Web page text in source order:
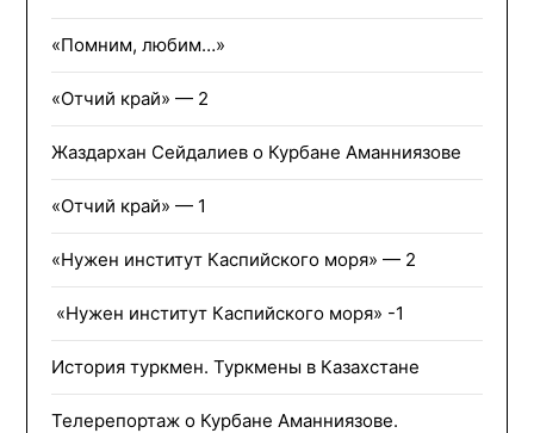
«Помним, любим…»
«Отчий край» — 2
Жаздархан Сейдалиев о Курбане Аманниязове
«Отчий край» — 1
«Нужен институт Каспийского моря» — 2
«Нужен институт Каспийского моря» -1
История туркмен. Туркмены в Казахстане
Телерепортаж о Курбане Аманниязове.